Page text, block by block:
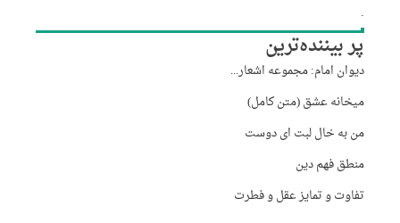
.
پر بیننده‌ترین
دیوان امام: مجموعه اشعار...
میخانه عشق (متن کامل)
من به خال لبت ای دوست
منطق فهم دین
تفاوت و تمایز عقل و فطرت